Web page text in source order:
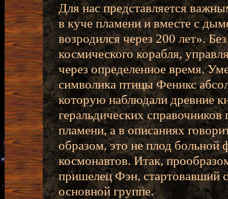
Для нас представляется
в куче пламени и вместе с
возродился через 200 лет».
космического корабля,
через определенное время.
символика птицы Феникс
которую наблюдали древние
геральдических
пламени, а в описаниях
образом, это не плод больной
космонавтов. Итак,
пришелец Фэн, стартовавший
основной группе.